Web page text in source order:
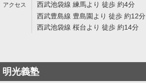
西武池袋線 練馬より 徒歩 約4分
西武豊島線 豊島園より 徒歩 約12分
西武池袋線 桜台より 徒歩 約14分
明光義塾